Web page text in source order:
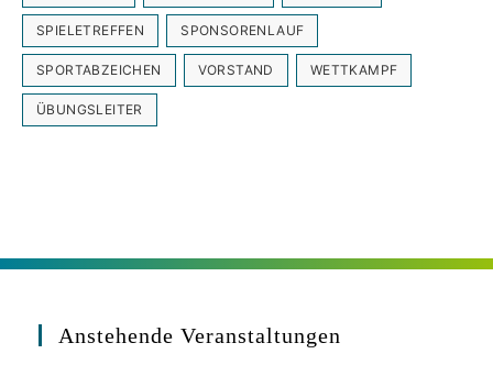
SPIELETREFFEN SPONSORENLAUF
SPORTABZEICHEN VORSTAND WETTKAMPF
ÜBUNGSLEITER
Anstehende Veranstaltungen